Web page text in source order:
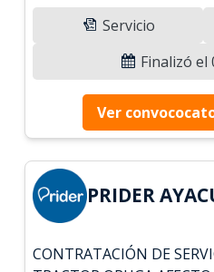
Servicio
Finalizó el
Ver
PRIDER
CONTRATACIÓN DE